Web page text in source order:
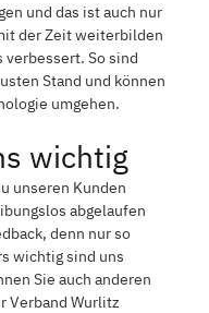
und das ist auch nur
der Zeit weiterbilden
So sind
Stand und können
umgehen.
wichtig
unseren Kunden
abgelaufen
denn nur so
wichtig sind uns
Sie auch anderen
Verband Wurlitz